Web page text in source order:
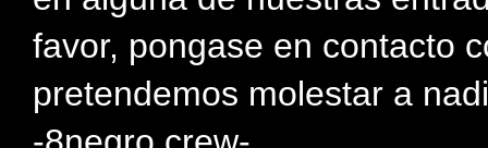
favor, pongase en contacto
pretendemos molestar a